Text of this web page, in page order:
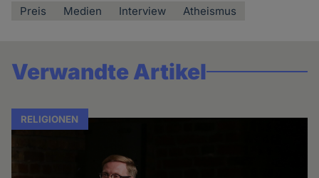
Preis Medien Interview Atheismus
Verwandte Artikel
RELIGIONEN